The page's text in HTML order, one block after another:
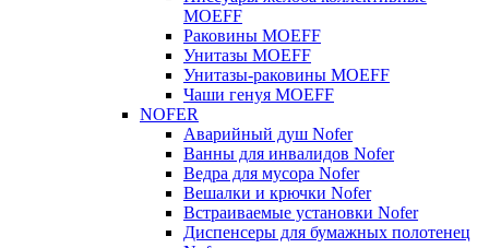
MOEFF
Раковины MOEFF
Унитазы MOEFF
Унитазы-раковины MOEFF
Чаши генуя MOEFF
NOFER
Аварийный душ Nofer
Ванны для инвалидов Nofer
Ведра для мусора Nofer
Вешалки и крючки Nofer
Встраиваемые установки Nofer
Диспенсеры для бумажных полотенец